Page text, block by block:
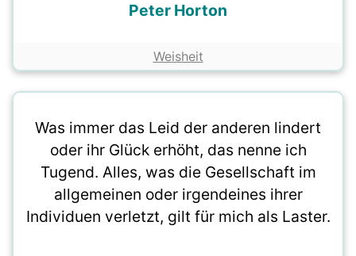
Peter Horton
Weisheit
Was immer das Leid der anderen lindert
oder ihr Glück erhöht, das nenne ich
Tugend. Alles, was die Gesellschaft im
allgemeinen oder irgendeines ihrer
Individuen verletzt, gilt für mich als Laster.